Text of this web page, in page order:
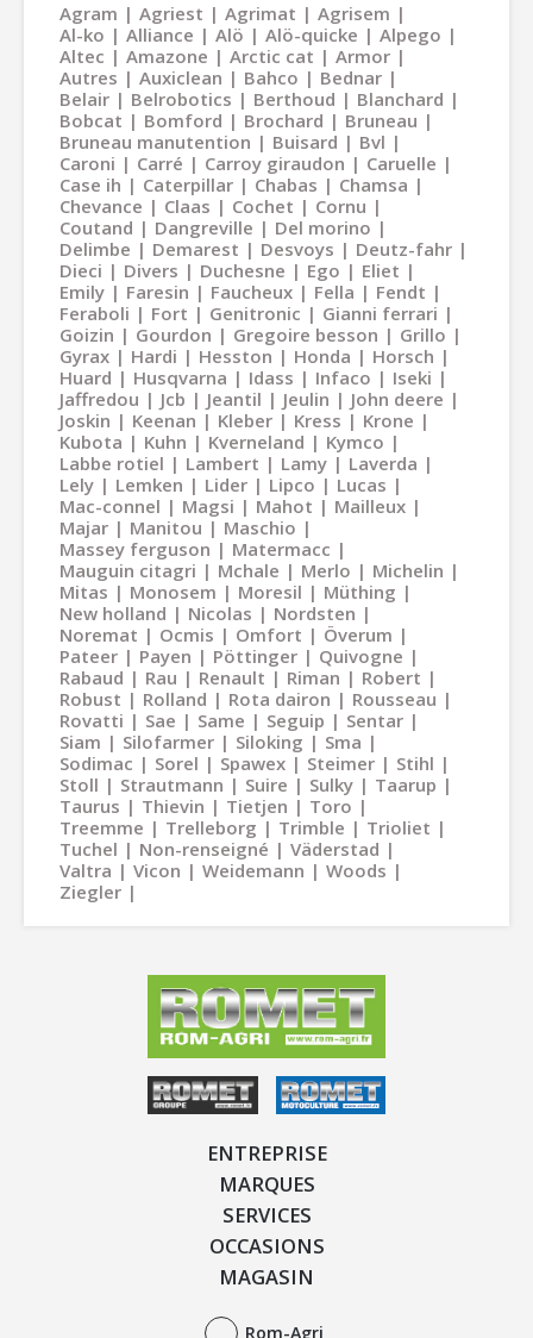
Agram Agriest Agrimat
Agrisem
Al-ko
Alliance Alö Alö-quicke
Alpego
Altec
Amazone Arctic cat
Armor
Autres
Auxiclean Bahco
Bednar
Belair
Belrobotics Berthoud
Blanchard
Bobcat
Bomford Brochard
Bruneau
Bruneau manutention
Buisard
Bvl
Caroni
Carré Carroy giraudon
Caruelle
Case ih
Caterpillar Chabas
Chamsa
Chevance
Claas Cochet
Cornu
Coutand
Dangreville
Del morino
Delimbe
Demarest Desvoys
Deutz-fahr
Dieci
Divers Duchesne Ego
Eliet
Emily
Faresin Faucheux Fella
Fendt
Feraboli
Fort Genitronic
Gianni ferrari
Goizin
Gourdon Gregoire besson
Grillo
Gyrax
Hardi Hesston Honda
Horsch
Huard
Husqvarna Idass Infaco
Iseki
Jaffredou
Jcb Jeantil Jeulin
John deere
Joskin
Keenan Kleber Kress
Krone
Kubota
Kuhn Kverneland
Kymco
Labbe rotiel
Lambert Lamy
Laverda
Lely
Lemken Lider Lipco
Lucas
Mac-connel
Magsi Mahot
Mailleux
Majar
Manitou
Maschio
Massey ferguson
Matermacc
Mauguin citagri
Mchale Merlo
Michelin
Mitas
Monosem Moresil
Müthing
New holland
Nicolas
Nordsten
Noremat
Ocmis Omfort
Överum
Pateer
Payen Pöttinger
Quivogne
Rabaud
Rau Renault Riman
Robert
Robust
Rolland Rota dairon
Rousseau
Rovatti
Sae Same Seguip
Sentar
Siam
Silofarmer Siloking
Sma
Sodimac
Sorel Spawex Steimer
Stihl
Stoll
Strautmann Suire Sulky
Taarup
Taurus
Thievin Tietjen
Toro
Treemme
Trelleborg Trimble
Trioliet
Tuchel
Non-renseigné
Väderstad
Valtra
Vicon Weidemann
Woods
Ziegler
ENTREPRISE
MARQUES
SERVICES
OCCASIONS
MAGASIN
Rom-Agri